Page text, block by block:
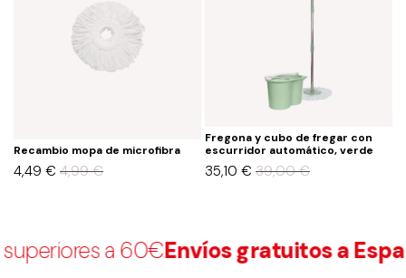
Recambio mopa de microfibra
4,99€
4,49 €
Fregona y cubo de fregar con
escurridor automático, verde
39,00€
35,10 €
a 60€Envíos gratuitos a